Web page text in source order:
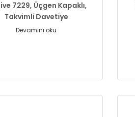
7229, Üçgen Kapaklı,
Takvimli Davetiye
Devamını oku